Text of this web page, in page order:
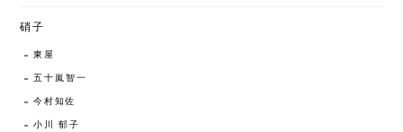
硝子
東屋
五十嵐智一
今村知佐
小川 郁子